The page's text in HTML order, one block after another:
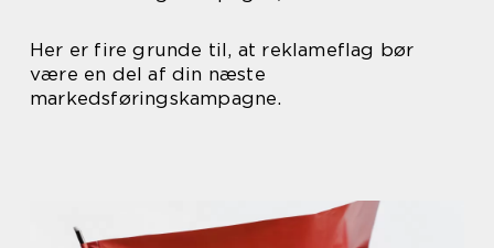
Her er fire grunde til, at reklameflag bør
være en del af din næste
markedsføringskampagne.